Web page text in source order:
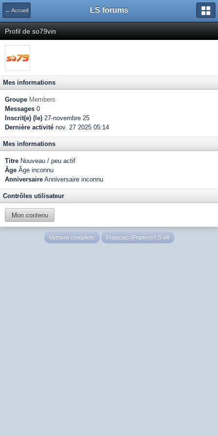
← Accueil LS forums
Profil de so79vin
Mes informations
Groupe Members
Messages 0
Inscrit(e) (le) 27-novembre 25
Dernière activité nov. 27 2025 05:14
Mes informations
Titre Nouveau / peu actif
Âge Âge inconnu
Anniversaire Anniversaire inconnu
Contrôles utilisateur
Mon contenu
Version complète Français (France) LS v4